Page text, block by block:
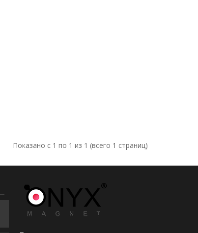
Показано с 1 по 1 из 1 (всего 1 страниц)